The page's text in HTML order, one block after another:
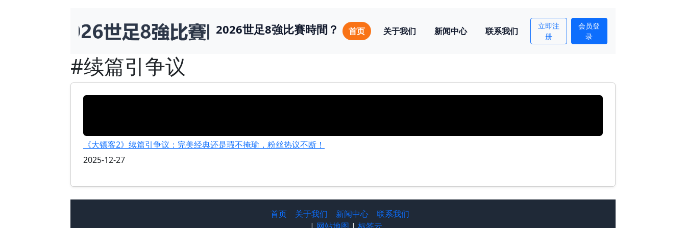
2026世足8強比賽時間？ 首页 关于我们 新闻中心 联系我们
立即注
册
会员登
录
#续篇引争议
《大镖客2》续篇引争议：完美经典还是瑕不掩瑜，粉丝热议不断！
2025-12-27
首页 关于我们 新闻中心
联系我们